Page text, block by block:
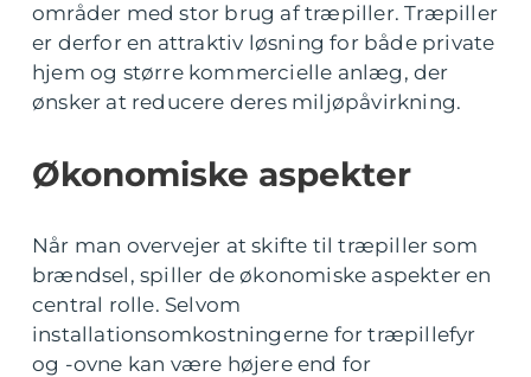
områder med stor brug af træpiller. Træpiller
er derfor en attraktiv løsning for både private
hjem og større kommercielle anlæg, der
ønsker at reducere deres miljøpåvirkning.
Økonomiske aspekter
Når man overvejer at skifte til træpiller som
brændsel, spiller de økonomiske aspekter en
central rolle. Selvom
installationsomkostningerne for træpillefyr
og -ovne kan være højere end for